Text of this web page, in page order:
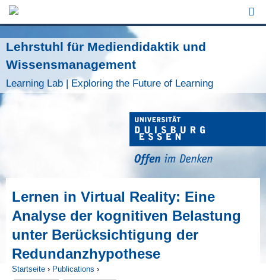
Jump to Navigation
Lehrstuhl für Mediendidaktik und
Wissensmanagement
Learning Lab | Exploring the Future of Learning
Lernen in Virtual Reality: Eine
Analyse der kognitiven Belastung
unter Berücksichtigung der
Redundanzhypothese
Startseite › Publications ›